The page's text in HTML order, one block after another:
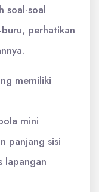
soal-soal
perhatikan
memiliki
mini
panjang sisi
lapangan